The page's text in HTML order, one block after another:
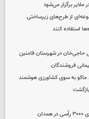
از طرح‌های زیرساختی
استفاده کنند
حاجی‌خان در شهرستان فامنین
فروشندگان